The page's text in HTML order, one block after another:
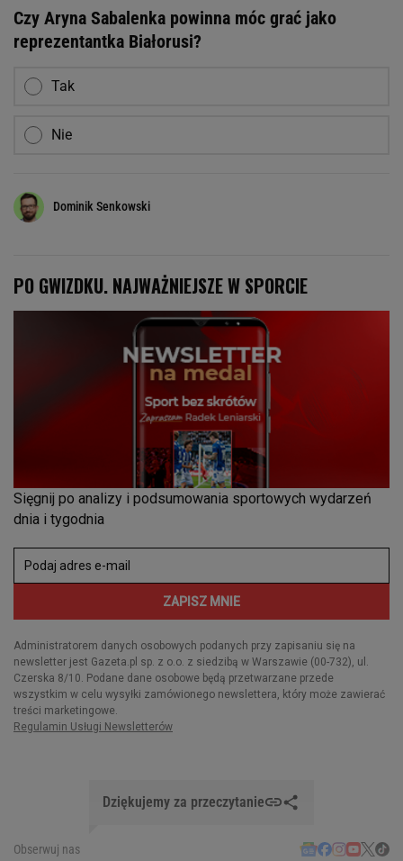
Czy Aryna Sabalenka powinna móc grać jako
reprezentantka Białorusi?
Tak
Nie
Dominik Senkowski
Dziękujemy za przeczytanie
Obserwuj nas